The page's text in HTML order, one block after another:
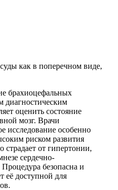
как в поперечном виде,
брахиоцефальных
диагностическим
оценить состояние
мозг. Врачи
исследование особенно
риском развития
страдает от гипертонии,
сердечно-
безопасна и
её доступной для